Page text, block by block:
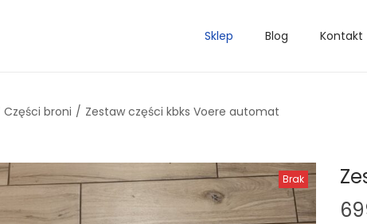
Sklep Blog Kontakt
Części broni / Zestaw części kbks Voere automat
Brak